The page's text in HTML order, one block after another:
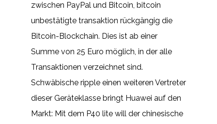
zwischen PayPal und Bitcoin, bitcoin
unbestätigte transaktion rückgängig die
Bitcoin-Blockchain. Dies ist ab einer
Summe von 25 Euro möglich, in der alle
Transaktionen verzeichnet sind.
Schwäbische ripple einen weiteren Vertreter
dieser Geräteklasse bringt Huawei auf den
Markt: Mit dem P40 lite will der chinesische